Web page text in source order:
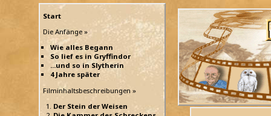
Start
Die Anfänge »
Wie alles Begann
So lief es in Gryffindor
...und so in Slytherin
4 Jahre später
Filminhaltsbeschreibungen »
Der Stein der Weisen